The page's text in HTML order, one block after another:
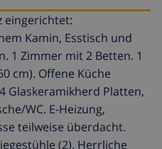
eingerichtet:
Kamin, Esstisch und
1 Zimmer mit 2 Betten. 1
cm). Offene Küche
Glaskeramikherd Platten,
WC. E-Heizung,
teilweise überdacht.
(2). Herrliche